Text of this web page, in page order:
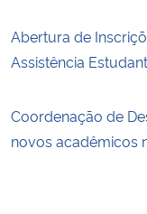
Abertura de
Assistência
Coordenação de
novos acadêmicos